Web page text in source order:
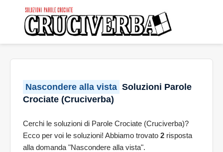
Nascondere alla vista Soluzioni Parole
Crociate (Cruciverba)
Cerchi le soluzioni di Parole Crociate (Cruciverba)?
Ecco per voi le soluzioni! Abbiamo trovato 2 risposta
alla domanda "Nascondere alla vista".